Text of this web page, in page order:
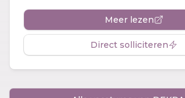
Meer lezen
Direct solliciteren